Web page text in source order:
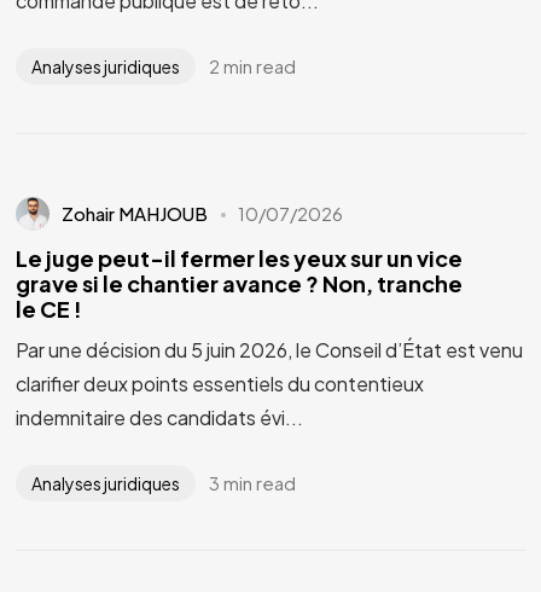
Analyses juridiques 2 min read
Zohair MAHJOUB 10/07/2026
Le juge peut-il fermer les yeux sur un vice
grave si le chantier avance ? Non, tranche
le CE !
Par une décision du 5 juin 2026, le Conseil d’État est venu
clarifier deux points essentiels du contentieux
indemnitaire des candidats évi...
Analyses juridiques 3 min read